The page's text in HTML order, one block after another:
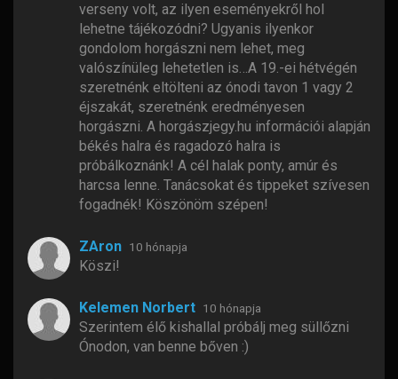
verseny volt, az ilyen eseményekről hol
lehetne tájékozódni? Ugyanis ilyenkor
gondolom horgászni nem lehet, meg
valószínüleg lehetetlen is…A 19.-ei hétvégén
szeretnénk eltölteni az ónodi tavon 1 vagy 2
éjszakát, szeretnénk eredményesen
horgászni. A horgászjegy.hu információi alapján
békés halra és ragadozó halra is
próbálkoznánk! A cél halak ponty, amúr és
harcsa lenne. Tanácsokat és tippeket szívesen
fogadnék! Köszönöm szépen!
ZAron 10 hónapja
Köszi!
Kelemen Norbert 10 hónapja
Szerintem élő kishallal próbálj meg süllőzni
Ónodon, van benne bőven :)